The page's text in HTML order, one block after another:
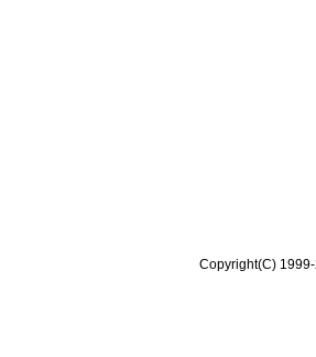
Copyright(C)